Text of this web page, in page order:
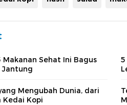
Makanan Sehat Ini Bagus
Jantung
5
Mengubah Dunia, dari
Kedai Kopi